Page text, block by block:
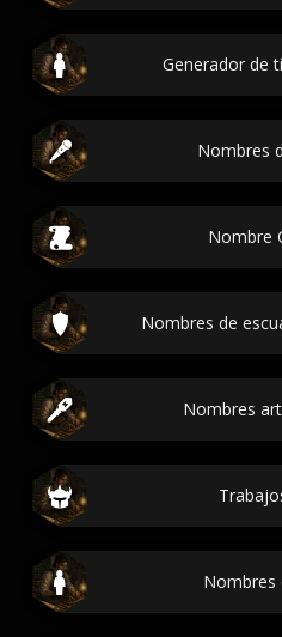
Generador de
Nombres
Nombre
Nombres de
Nombres
Nombres